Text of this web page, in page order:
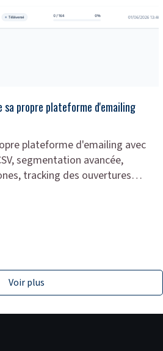
sa propre plateforme d'emailing
plateforme d'emailing avec
segmentation avancée,
tracking des ouvertures…
Voir plus